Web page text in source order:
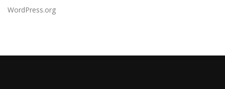
WordPress.org